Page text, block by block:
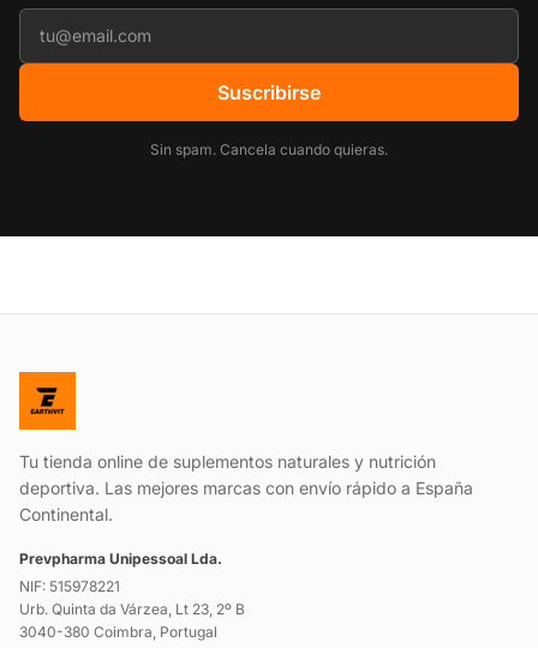
Suscribirse
Sin spam. Cancela cuando quieras.
Tu tienda online de suplementos naturales y nutrición
deportiva. Las mejores marcas con envío rápido a España
Continental.
Prevpharma Unipessoal Lda.
NIF: 515978221
Urb. Quinta da Várzea, Lt 23, 2º B
3040-380 Coimbra, Portugal